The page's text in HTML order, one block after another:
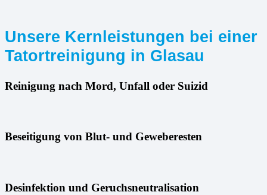
Unsere Kernleistungen bei einer
Tatortreinigung in Glasau
Reinigung nach Mord, Unfall oder Suizid
Beseitigung von Blut- und Geweberesten
Desinfektion und Geruchsneutralisation